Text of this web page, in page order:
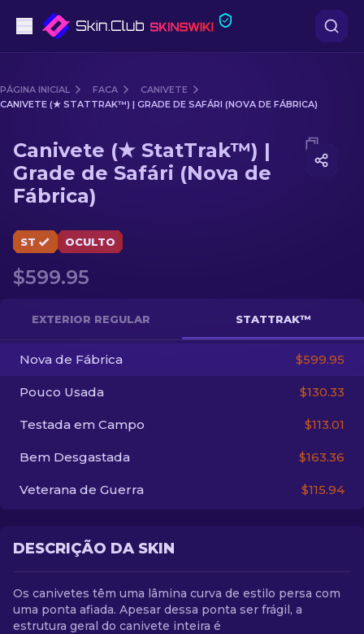
Nível intermédio
Rifles
Rifles de Precisão
Facas
Luvas
Outro
PT-BR
PÁGINA INICIAL FACA
CANIVETE
CANIVETE (★ STATTRAK™) | GRADE DE SAFÁRI (NOVA DE FÁBRICA)
Media of Canivete (★ StatTrak™) | Grade de Safári
Canivete (★ StatTrak™) |
Grade de Safári (Nova de
Fábrica)
ST OCULTO
$599.95
EXTERIOR REGULAR STATTRAK™
Nova de Fábrica $599.95
Pouco Usada $130.33
Testada em Campo $113.01
Bem Desgastada $163.36
Veterana de Guerra $115.94
DESCRIÇÃO DA SKIN
Os canivetes têm uma lâmina curva de estilo persa com
uma ponta afiada. Apesar dessa ponta ser frágil, a
estrutura geral do canivete inteira é